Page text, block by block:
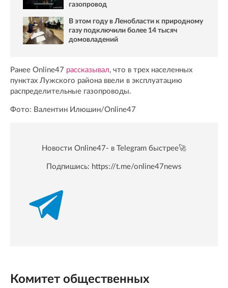
газопровод
В этом году в Ленобласти к природному
газу подключили более 14 тысяч
домовладений
Ранее Online47 рассказывал, что в трех населенных
пунктах Лужского района ввели в эксплуатацию
распределительные газопроводы.
Фото: Валентин Илюшин/Online47
Новости Online47- в Telegram быстрее🚀
Подпишись: https://t.me/online47news
Комитет общественных